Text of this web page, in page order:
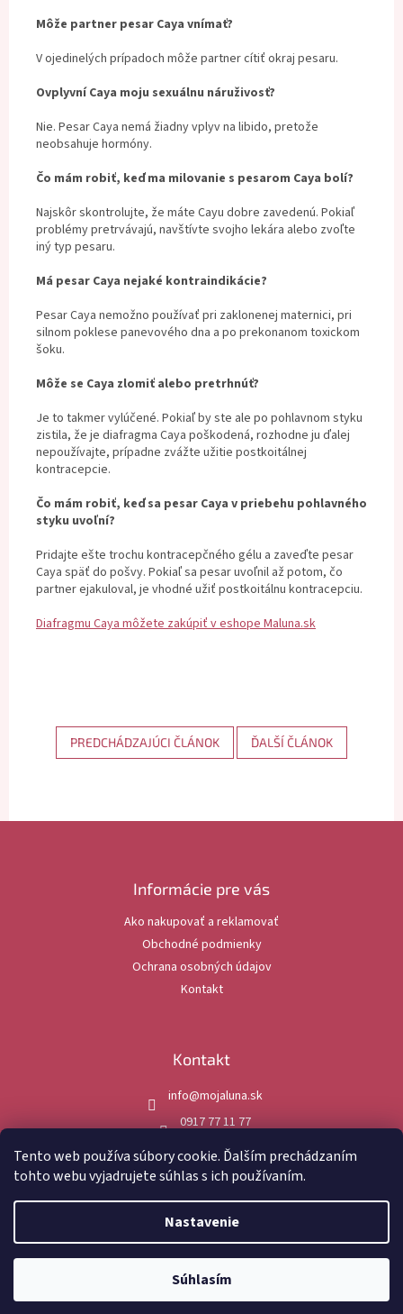
Tento web používa súbory cookie. Ďalším prechádzaním
tohto webu vyjadrujete súhlas s ich používaním.
Nastavenie
Súhlasím
Môže partner pesar Caya vnímať?
V ojedinelých prípadoch môže partner cítiť okraj pesaru.
Ovplyvní Caya moju sexuálnu náruživosť?
Nie. Pesar Caya nemá žiadny vplyv na libido, pretože
neobsahuje hormóny.
Čo mám robiť, keď ma milovanie s pesarom Caya bolí?
Najskôr skontrolujte, že máte Cayu dobre zavedenú. Pokiaľ
problémy pretrvávajú, navštívte svojho lekára alebo zvoľte
iný typ pesaru.
Má pesar Caya nejaké kontraindikácie?
Pesar Caya nemožno používať pri zaklonenej maternici, pri
silnom poklese panevového dna a po prekonanom toxickom
šoku.
Môže se Caya zlomiť alebo pretrhnúť?
Je to takmer vylúčené. Pokiaľ by ste ale po pohlavnom styku
zistila, že je diafragma Caya poškodená, rozhodne ju ďalej
nepoužívajte, prípadne zvážte užitie postkoitálnej
kontracepcie.
Čo mám robiť, keď sa pesar Caya v priebehu pohlavného
styku uvoľní?
Pridajte ešte trochu kontracepčného gélu a zaveďte pesar
Caya späť do pošvy. Pokiaľ sa pesar uvoľnil až potom, čo
partner ejakuloval, je vhodné užiť postkoitálnu kontracepciu.
Diafragmu Caya môžete zakúpiť v eshope Maluna.sk
PREDCHÁDZAJÚCI ČLÁNOK ĎALŠÍ ČLÁNOK
Informácie pre vás
Ako nakupovať a reklamovať
Obchodné podmienky
Ochrana osobných údajov
Kontakt
Kontakt
info@mojaluna.sk
0917 77 11 77
mojaluna.sk
Vytvoril Shoptet
Copyright 2026MojaLuna.sk. Všetky práva vyhradené.